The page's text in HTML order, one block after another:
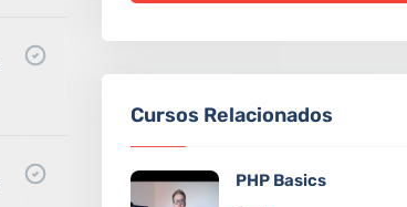
Cursos Relacionados
PHP Basics